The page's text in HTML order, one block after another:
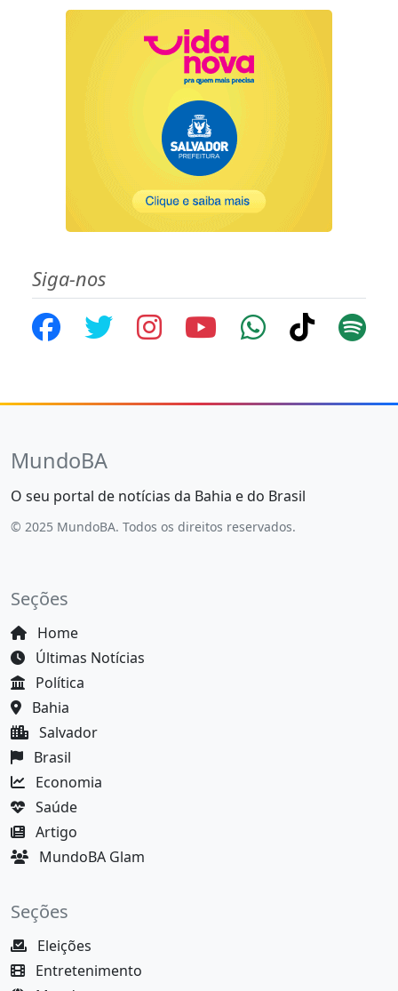
Siga-nos
MundoBA
O seu portal de notícias da Bahia e do Brasil
© 2025 MundoBA. Todos os direitos reservados.
Seções
Home
Últimas Notícias
Política
Bahia
Salvador
Brasil
Economia
Saúde
Artigo
MundoBA Glam
Seções
Eleições
Entretenimento